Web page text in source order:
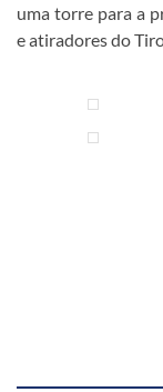
uma torre para a
e atiradores do